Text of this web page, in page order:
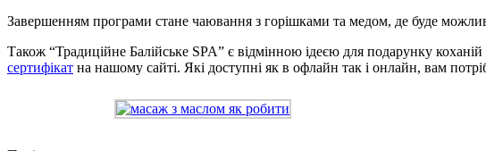
Завершенням програми стане чаювання з горішками та медом, де буде
Також “Традиційне Балійське SPA” є відмінною ідеєю для подарунку
сертифікат на нашому сайті. Які доступні як в офлайн так і онлайн, вам